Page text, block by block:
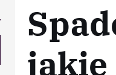
jakie